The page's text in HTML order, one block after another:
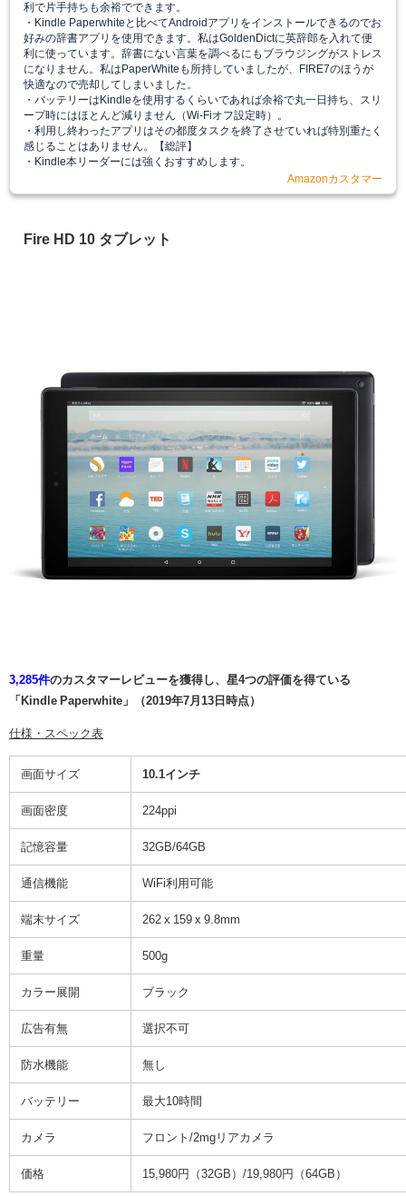
利で片手持ちも余裕でできます。
・Kindle Paperwhiteと比べてAndroidアプリをインストールできるのでお
好みの辞書アプリを使用できます。私はGoldenDictに英辞郎を入れて便
利に使っています。辞書にない言葉を調べるにもブラウジングがストレス
になりません。私はPaperWhiteも所持していましたが、FIRE7のほうが
快適なので売却してしまいました。
・バッテリーはKindleを使用するくらいであれば余裕で丸一日持ち、スリ
ープ時にはほとんど減りません（Wi-Fiオフ設定時）。
・利用し終わったアプリはその都度タスクを終了させていれば特別重たく
感じることはありません。【総評】
・Kindle本リーダーには強くおすすめします。
Amazonカスタマー
Fire HD 10 タブレット
3,285件のカスタマーレビューを獲得し、星4つの評価を得ている
「Kindle Paperwhite」（2019年7月13日時点）
仕様・スペック表
画面サイズ 10.1インチ
画面密度 224ppi
記憶容量 32GB/64GB
通信機能 WiFi利用可能
端末サイズ 262 x 159 x 9.8mm
重量 500g
カラー展開 ブラック
広告有無 選択不可
防水機能 無し
バッテリー 最大10時間
カメラ フロント/2mgリアカメラ
価格 15,980円（32GB）/19,980円（64GB）